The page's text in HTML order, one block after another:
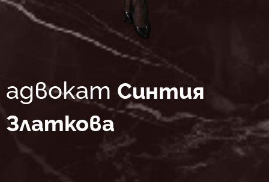
адвокат Синтия
Златкова